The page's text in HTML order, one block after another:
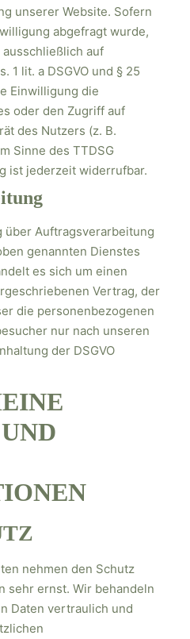
unserer Website. Sofern
abgefragt wurde,
auf
1 lit. a DSGVO und § 25
Einwilligung die
oder den Zugriff auf
des Nutzers (z. B.
Sinne des TTDSG
ist jederzeit widerrufbar.
über Auftragsverarbeitung
genannten Dienstes
es sich um einen
Vertrag, der
die personenbezogenen
nur nach unseren
der DSGVO
nehmen den Schutz
sehr ernst. Wir behandeln
Daten vertraulich und